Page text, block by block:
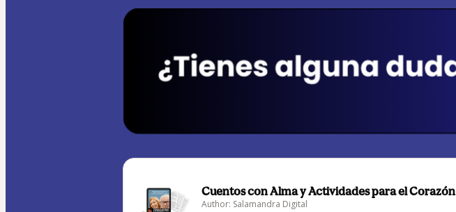
Cuentos con Alma y Actividades para el Corazón
Author: Salamandra Digital